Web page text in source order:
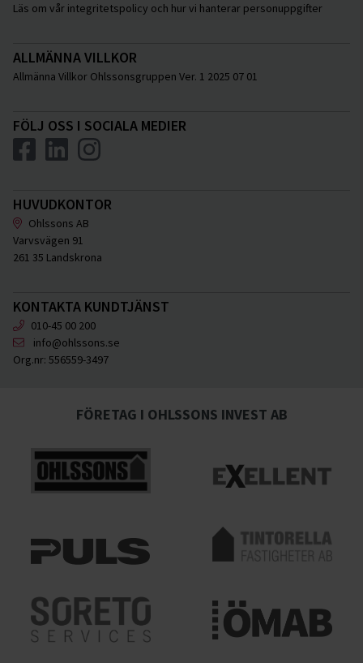
Läs om vår integritetspolicy och hur vi hanterar personuppgifter
ALLMÄNNA VILLKOR
Allmänna Villkor Ohlssonsgruppen Ver. 1 2025 07 01
FÖLJ OSS I SOCIALA MEDIER
HUVUDKONTOR
Ohlssons AB
Varvsvägen 91
261 35 Landskrona
KONTAKTA KUNDTJÄNST
010-45 00 200
info@ohlssons.se
Org.nr: 556559-3497
FÖRETAG I OHLSSONS INVEST AB